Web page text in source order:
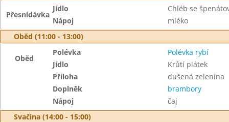
Přesnídávka
Jídlo
Chléb se
Nápoj
mléko
Oběd (11:00 - 13:00)
Oběd
Polévka
Polévka rybí
Jídlo
Krůtí plátek
Příloha
dušená zelenina
Doplněk
brambory
Nápoj
čaj
Svačina (14:00 - 15:00)